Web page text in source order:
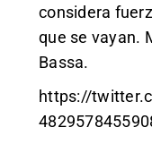
considera
que se vayan.
Bassa.
https://